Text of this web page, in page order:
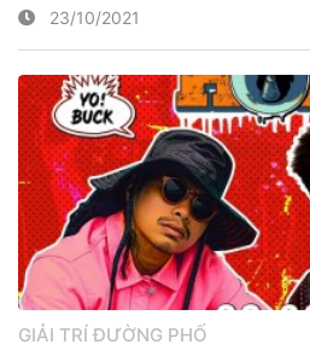
23/10/2021
GIẢI TRÍ ĐƯỜNG PHỐ